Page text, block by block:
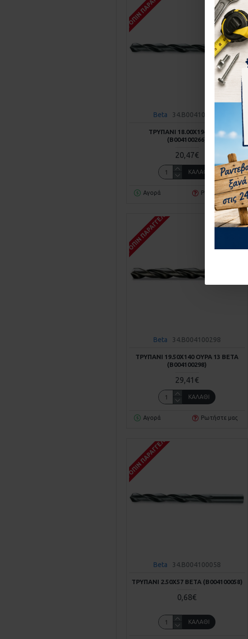
Beta 34.B004100266
ΤΡΥΠΆΝΙ 18.00Χ194 BETA
(Β004100266)
20,47€
ΚΑΛΆΘΙ
Αγορά Ρωτήστε μας
ΚΑΤΌΠΙΝ ΠΑΡΑΓΓΕΛΊΑΣ
Beta 34.B004100298
ΤΡΥΠΆΝΙ 19.50Χ140 ΟΥΡΆ 13 BETA
(Β004100298)
29,41€
ΚΑΛΆΘΙ
Αγορά Ρωτήστε μας
ΚΑΤΌΠΙΝ ΠΑΡΑΓΓΕΛΊΑΣ
Beta 34.B004100058
ΤΡΥΠΆΝΙ 2.50Χ57 BETA (Β004100058)
0,68€
ΚΑΛΆΘΙ